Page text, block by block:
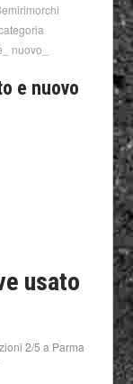
nuovo_
e nuovo
usato
2/5 a Parma